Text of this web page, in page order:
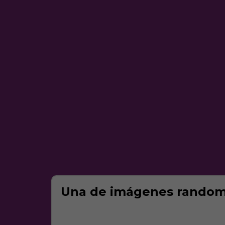
Una de imágenes